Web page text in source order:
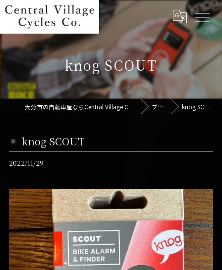
knog SCOUT
大分市の自転車屋ならCentral Village Cycles Co. ブログ knog SCOUT
knog SCOUT
2022/11/29